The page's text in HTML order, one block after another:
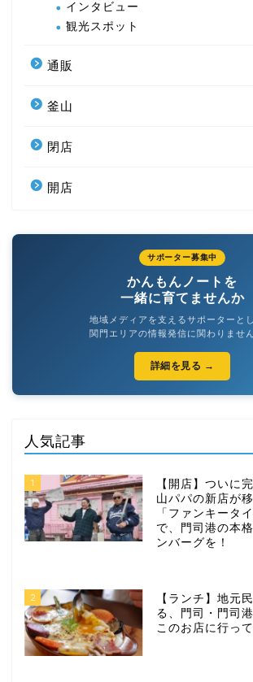
インタビュー
観光スポット
通販
釜山
閉店
開店
サポーター募集中
かんもんノートを
一緒に育てませんか
地域メディアを支えるサポーターとし
関門エリアの情報発信に関わりませ
詳細を見る →
人気記事
1
【開店】ついに
山パパの新店が
「ファンキータ
で、門司港の本
ンバーグを！
2
【ランチ】地元
る、門司・門司
このお店に行っ